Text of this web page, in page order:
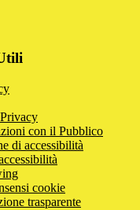
con il Pubblico
di accessibilità
cookie
trasparente